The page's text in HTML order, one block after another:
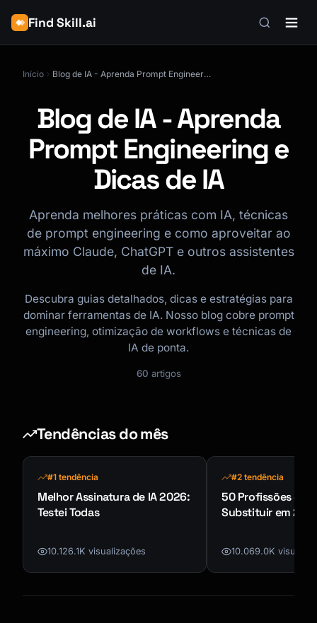
Find Skill.ai
Início Blog de IA - Aprenda Prompt Engineering e Dicas de IA
Blog de IA - Aprenda
Prompt Engineering e
Dicas de IA
Aprenda melhores práticas com IA, técnicas
de prompt engineering e como aproveitar ao
máximo Claude, ChatGPT e outros assistentes
de IA.
Descubra guias detalhados, dicas e estratégias para
dominar ferramentas de IA. Nosso blog cobre prompt
engineering, otimização de workflows e técnicas de
IA de ponta.
60 artigos
Tendências do mês
#1 tendência
Melhor Assinatura de IA 2026:
Testei Todas
10.126.1K visualizações
#2 tendência
50 Profissões que
Substituir em
10.069.0K